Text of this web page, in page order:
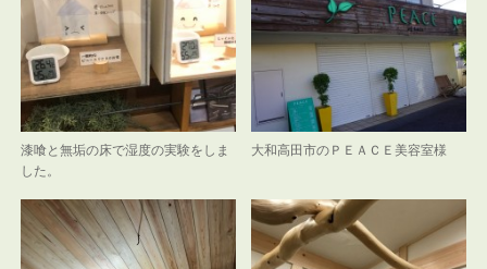
漆喰と無垢の床で湿度の実験をしま
した。
大和高田市のＰＥＡＣＥ美容室様